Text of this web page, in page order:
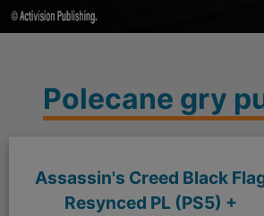
Polecane gry
Assassin's Creed Black
Resynced PL (PS5) +